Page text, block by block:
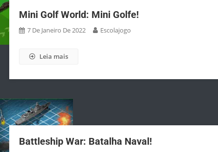
Mini Golf World: Mini Golfe!
7 De Janeiro De 2022 Escolajogo
Leia mais
Battleship War: Batalha Naval!